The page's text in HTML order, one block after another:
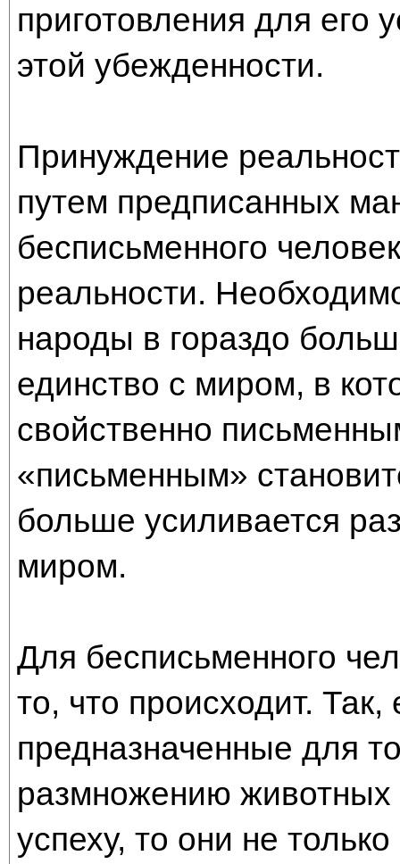
приготовления для его
этой убежденности.
Принуждение
путем предписанных
бесписьменного
реальности.
народы в гораздо
единство с миром, в
свойственно
«письменным»
больше усиливается
миром.
Для бесписьменного
то, что происходит.
предназначенные для
размножению животных
успеху, то они не